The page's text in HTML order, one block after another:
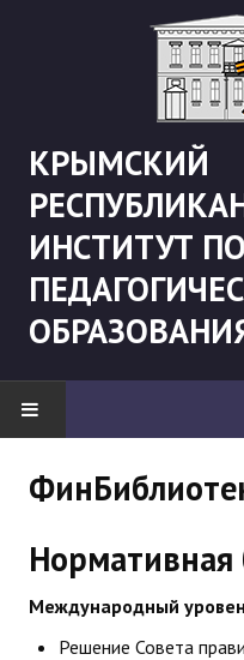
КРЫМСКИЙ
ИНСТИТУТ
Будни института
Нормативная
Международный
Решение Совета